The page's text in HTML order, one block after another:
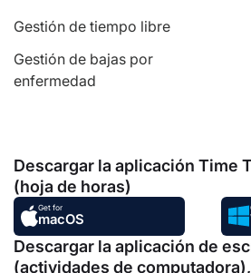
Gestión de tiempo libre
Gestión de bajas por
enfermedad
Descargar la aplicación Time
(hoja de horas)
Get for
macOS
Descargar la aplicación de
(actividades de